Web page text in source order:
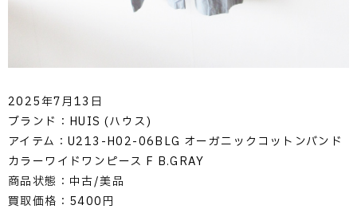
2025年7月13日
ブランド：HUIS (ハウス)
アイテム：U213-H02-06BLG オーガニックコットンバンド
カラーワイドワンピース F B.GRAY
商品状態：中古/美品
買取価格：5400円